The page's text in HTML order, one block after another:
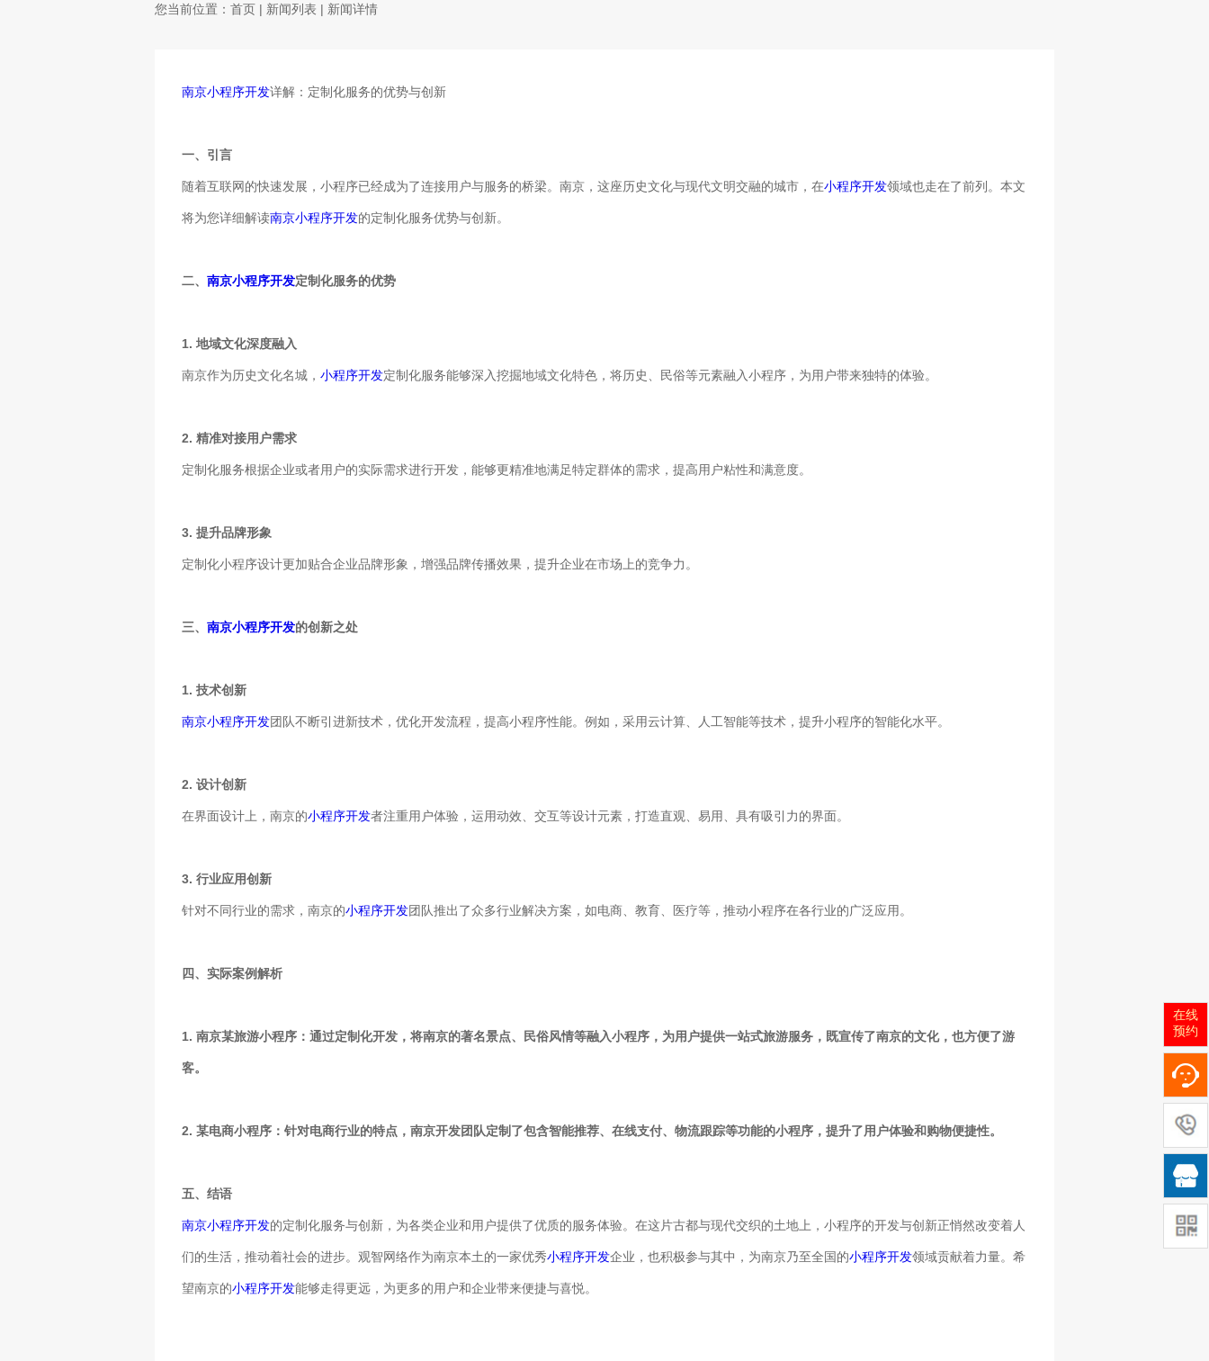
您当前位置： 首页 | 新闻列表 | 新闻详情
南京小程序开发详解：定制化服务的优势与创新
一、引言
随着互联网的快速发展，小程序已经成为了连接用户与服务的桥梁。南京，这座历史文化与现代文明交融的城市，在小程序开发领域也走在了前列。本文
将为您详细解读南京小程序开发的定制化服务优势与创新。
二、 南京小程序开发定制化服务的优势
1. 地域文化深度融入
南京作为历史文化名城， 小程序开发定制化服务能够深入挖掘地域文化特色，将历史、民俗等元素融入小程序，为用户带来独特的体验。
2. 精准对接用户需求
定制化服务根据企业或者用户的实际需求进行开发，能够更精准地满足特定群体的需求，提高用户粘性和满意度。
3. 提升品牌形象
定制化小程序设计更加贴合企业品牌形象，增强品牌传播效果，提升企业在市场上的竞争力。
三、 南京小程序开发的创新之处
1. 技术创新
南京小程序开发团队不断引进新技术，优化开发流程，提高小程序性能。例如，采用云计算、人工智能等技术，提升小程序的智能化水平。
2. 设计创新
在界面设计上，南京的小程序开发者注重用户体验，运用动效、交互等设计元素，打造直观、易用、具有吸引力的界面。
3. 行业应用创新
针对不同行业的需求，南京的小程序开发团队推出了众多行业解决方案，如电商、教育、医疗等，推动小程序在各行业的广泛应用。
四、实际案例解析
1. 南京某旅游小程序：通过定制化开发，将南京的著名景点、民俗风情等融入小程序，为用户提供一站式旅游服务，既宣传了南京的文化，也方便了游
客。
2. 某电商小程序：针对电商行业的特点，南京开发团队定制了包含智能推荐、在线支付、物流跟踪等功能的小程序，提升了用户体验和购物便捷性。
五、结语
南京小程序开发的定制化服务与创新，为各类企业和用户提供了优质的服务体验。在这片古都与现代交织的土地上，小程序的开发与创新正悄然改变着人
们的生活，推动着社会的进步。观智网络作为南京本土的一家优秀小程序开发企业，也积极参与其中，为南京乃至全国的小程序开发领域贡献着力量。希
望南京的小程序开发能够走得更远，为更多的用户和企业带来便捷与喜悦。
在线
预约
